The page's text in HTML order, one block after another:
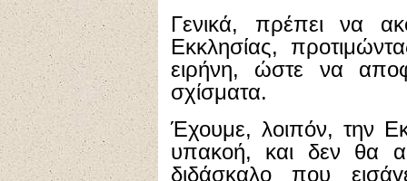
Γενικά, πρέπει να
Εκκλησίας,
ειρήνη, ώστε να
σχίσματα.
Έχουμε, λοιπόν, την
υπακοή, και δεν θα
διδάσκαλο που